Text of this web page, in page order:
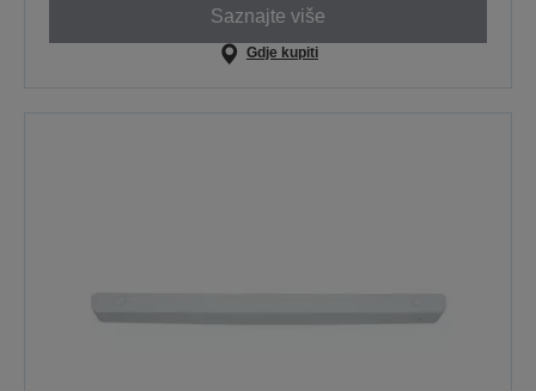
Saznajte više
Gdje kupiti